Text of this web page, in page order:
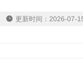
更新时间： 2026-07-